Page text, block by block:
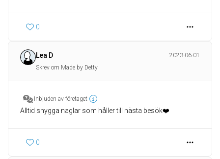
0
Lea D
2023-06-01
Skrev om Made by Detty
Inbjuden av företaget
Alltid snygga naglar som håller till nästa besök❤️
0